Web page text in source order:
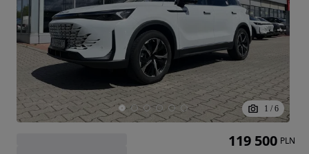
1 / 6
119 500 PLN